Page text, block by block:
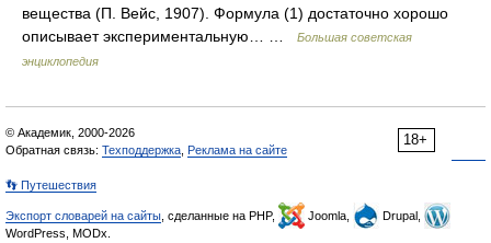
вещества (П. Вейс, 1907). Формула (1) достаточно хорошо
описывает экспериментальную… …
Большая советская
энциклопедия
18+
© Академик, 2000-2026
Обратная связь: Техподдержка Реклама на сайте
👣 Путешествия
Экспорт словарей на сайты , сделанные на PHP, Joomla,
Drupal,
WordPress, MODx.